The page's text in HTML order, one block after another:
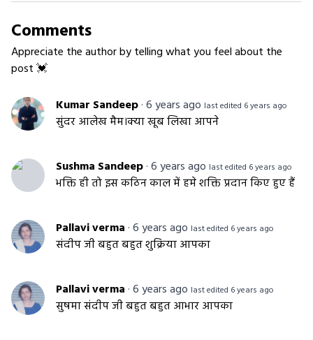
Comments
Appreciate the author by telling what you feel about the
post 💓
Kumar Sandeep·6 years ago last edited 6 years ago
सुंदर आलेख मैम।क्या खूब लिखा आपने
Sushma Sandeep·6 years ago last edited 6 years ago
भक्ति ही तो इस कठिन काल में हमे शक्ति प्रदान किए हुए हैं
Pallavi verma·6 years ago last edited 6 years ago
संदीप जी बहुत बहुत शुक्रिया आपका
Pallavi verma·6 years ago last edited 6 years ago
सुषमा संदीप जी बहुत बहुत आभार आपका